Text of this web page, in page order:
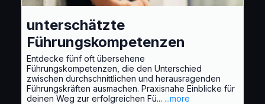
unterschätzte
Führungskompetenzen
Entdecke fünf oft übersehene
Führungskompetenzen, die den Unterschied
zwischen durchschnittlichen und herausragenden
Führungskräften ausmachen. Praxisnahe Einblicke für
deinen Weg zur erfolgreichen Fü... ...more